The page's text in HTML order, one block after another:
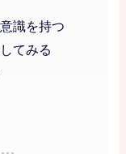
識を持つ
てみる